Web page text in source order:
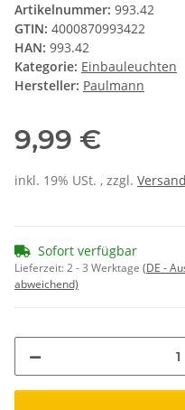
Artikelnummer: 993.42
GTIN: 4000870993422
HAN: 993.42
Kategorie: Einbauleuchten
Hersteller: Paulmann
9,99 €
inkl. 19% USt. , zzgl. Versand
Sofort verfügbar
Lieferzeit:2 - 3 Werktage (DE -
abweichend)